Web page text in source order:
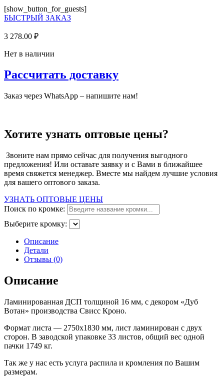
[show_button_for_guests]
БЫСТРЫЙ ЗАКАЗ
3 278.00 ₽
Нет в наличии
Рассчитать доставку
Заказ через WhatsApp – напишите нам!
Хотите узнать оптовые цены?
Звоните нам прямо сейчас для получения выгодного
предложения! Или оставьте заявку и с Вами в ближайшее
время свяжется менеджер. Вместе мы найдем лучшие условия
для вашего оптового заказа.
УЗНАТЬ ОПТОВЫЕ ЦЕНЫ
Поиск по кромке:
Выберите кромку:
Описание
Детали
Отзывы (0)
Описание
Ламинированная ДСП толщиной 16 мм, с декором «Дуб
Вотан» производства Свисс Кроно.
Формат листа — 2750х1830 мм, лист ламинирован с двух
сторон. В заводской упаковке 33 листов, общий вес одной
пачки 1749 кг.
Так же у нас есть услуга распила и кромления по Вашим
размерам.